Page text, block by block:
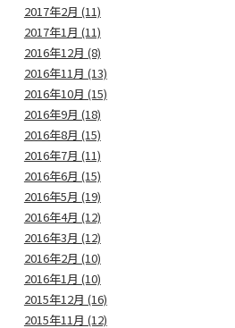
2017年2月 (11)
2017年1月 (11)
2016年12月 (8)
2016年11月 (13)
2016年10月 (15)
2016年9月 (18)
2016年8月 (15)
2016年7月 (11)
2016年6月 (15)
2016年5月 (19)
2016年4月 (12)
2016年3月 (12)
2016年2月 (10)
2016年1月 (10)
2015年12月 (16)
2015年11月 (12)